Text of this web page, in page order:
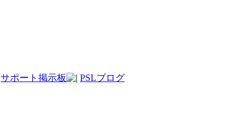
サポート掲示板 PSLブログ